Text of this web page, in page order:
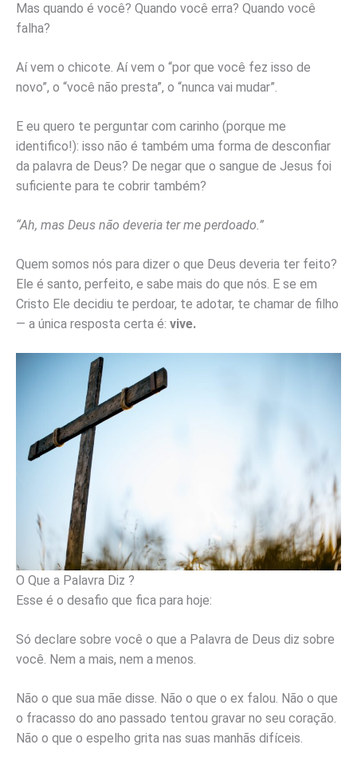
Mas quando é você? Quando você erra? Quando você
falha?
Aí vem o chicote. Aí vem o “por que você fez isso de
novo”, o “você não presta”, o “nunca vai mudar”.
E eu quero te perguntar com carinho (porque me
identifico!): isso não é também uma forma de desconfiar
da palavra de Deus? De negar que o sangue de Jesus foi
suficiente para te cobrir também?
“Ah, mas Deus não deveria ter me perdoado.”
Quem somos nós para dizer o que Deus deveria ter feito?
Ele é santo, perfeito, e sabe mais do que nós. E se em
Cristo Ele decidiu te perdoar, te adotar, te chamar de filho
— a única resposta certa é: vive.
O Que a Palavra Diz ?
Esse é o desafio que fica para hoje:
Só declare sobre você o que a Palavra de Deus diz sobre
você. Nem a mais, nem a menos.
Não o que sua mãe disse. Não o que o ex falou. Não o que
o fracasso do ano passado tentou gravar no seu coração.
Não o que o espelho grita nas suas manhãs difíceis.